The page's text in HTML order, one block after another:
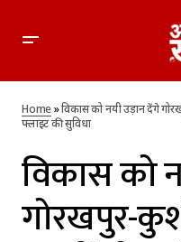
को मिलेगी फ्लाइट की सुविधा
Home»विकास को नयी उड़ान देंगे
फ्लाइट की सुविधा
विकास को
गोरखपुर-